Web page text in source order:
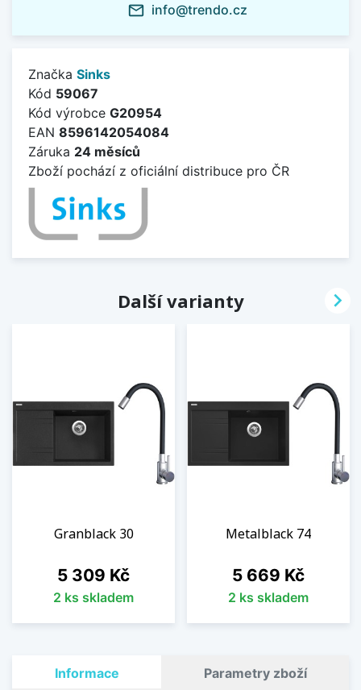
mail_outline info@trendo.cz
Značka Sinks
Kód 59067
Kód výrobce G20954
EAN 8596142054084
Záruka 24 měsíců
Zboží pochází z oficiální distribuce pro ČR
Další varianty
Granblack 30
Cena
5 309 Kč
2 ks skladem
Metalblack 74
Cena
5 669 Kč
2 ks skladem

Informace Parametry zboží